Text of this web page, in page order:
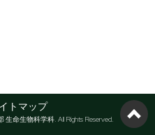
トマップ
命生物科学科. All Rights Reserved.